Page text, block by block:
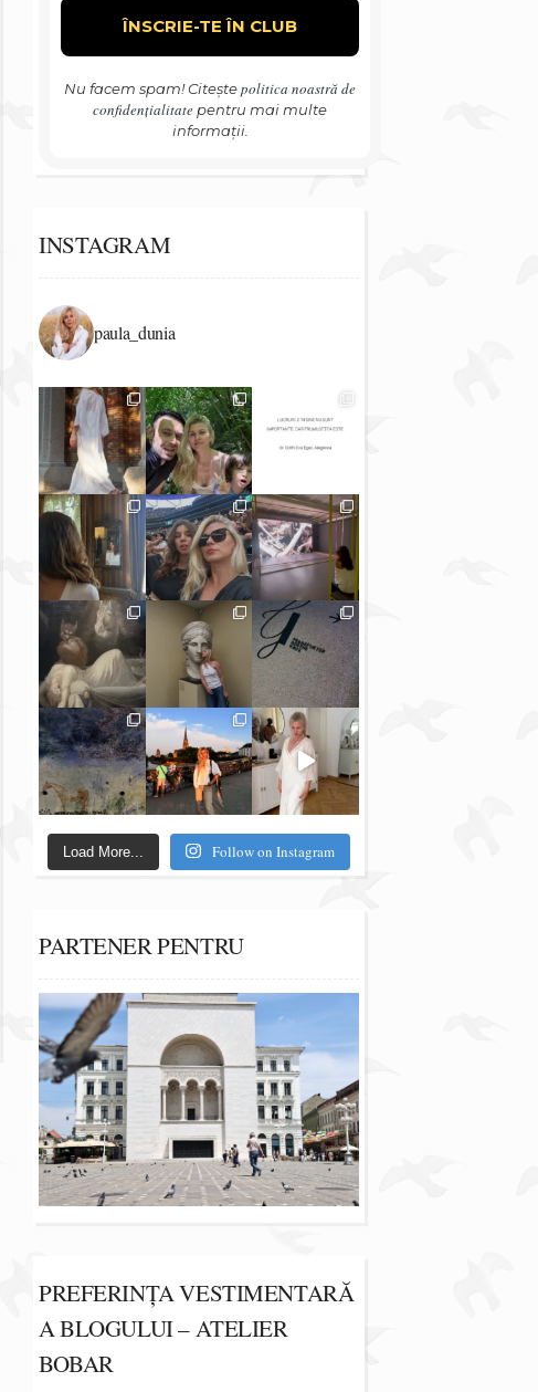
Nu facem spam! Citeștepolitica noastră de
confidențialitate pentru mai multe
informații.
INSTAGRAM
paula_dunia
Load More... Follow on Instagram
PARTENER PENTRU
PREFERINȚA VESTIMENTARĂ
A BLOGULUI – ATELIER
BOBAR